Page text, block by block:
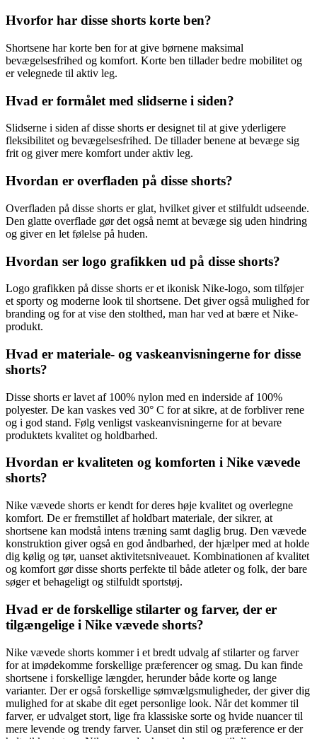
Hvorfor har disse shorts korte ben?
Shortsene har korte ben for at give børnene maksimal
bevægelsesfrihed og komfort. Korte ben tillader bedre mobilitet og
er velegnede til aktiv leg.
Hvad er formålet med slidserne i siden?
Slidserne i siden af disse shorts er designet til at give yderligere
fleksibilitet og bevægelsesfrihed. De tillader benene at bevæge sig
frit og giver mere komfort under aktiv leg.
Hvordan er overfladen på disse shorts?
Overfladen på disse shorts er glat, hvilket giver et stilfuldt udseende.
Den glatte overflade gør det også nemt at bevæge sig uden hindring
og giver en let følelse på huden.
Hvordan ser logo grafikken ud på disse shorts?
Logo grafikken på disse shorts er et ikonisk Nike-logo, som tilføjer
et sporty og moderne look til shortsene. Det giver også mulighed for
branding og for at vise den stolthed, man har ved at bære et Nike-
produkt.
Hvad er materiale- og vaskeanvisningerne for disse
shorts?
Disse shorts er lavet af 100% nylon med en inderside af 100%
polyester. De kan vaskes ved 30° C for at sikre, at de forbliver rene
og i god stand. Følg venligst vaskeanvisningerne for at bevare
produktets kvalitet og holdbarhed.
Hvordan er kvaliteten og komforten i Nike vævede
shorts?
Nike vævede shorts er kendt for deres høje kvalitet og overlegne
komfort. De er fremstillet af holdbart materiale, der sikrer, at
shortsene kan modstå intens træning samt daglig brug. Den vævede
konstruktion giver også en god åndbarhed, der hjælper med at holde
dig kølig og tør, uanset aktivitetsniveauet. Kombinationen af kvalitet
og komfort gør disse shorts perfekte til både atleter og folk, der bare
søger et behageligt og stilfuldt sportstøj.
Hvad er de forskellige stilarter og farver, der er
tilgængelige i Nike vævede shorts?
Nike vævede shorts kommer i et bredt udvalg af stilarter og farver
for at imødekomme forskellige præferencer og smag. Du kan finde
shortsene i forskellige længder, herunder både korte og lange
varianter. Der er også forskellige sømvælgsmuligheder, der giver dig
mulighed for at skabe dit eget personlige look. Når det kommer til
farver, er udvalget stort, lige fra klassiske sorte og hvide nuancer til
mere levende og trendy farver. Uanset din stil og præference er der